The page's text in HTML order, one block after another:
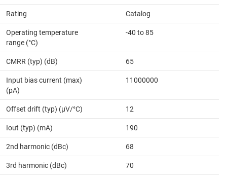
Rating Catalog
Operating temperature
range (°C)
-40 to 85
CMRR (typ) (dB) 65
Input bias current (max)
(pA)
11000000
Offset drift (typ) (µV/°C) 12
Iout (typ) (mA) 190
2nd harmonic (dBc) 68
3rd harmonic (dBc) 70